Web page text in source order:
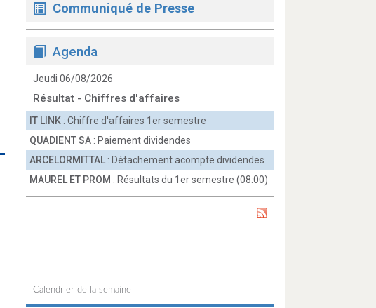
Communiqué de Presse
Agenda
Jeudi 06/08/2026
Résultat - Chiffres d'affaires
IT LINK : Chiffre d'affaires 1er semestre
QUADIENT SA : Paiement dividendes
ARCELORMITTAL : Détachement acompte dividendes
MAUREL ET PROM : Résultats du 1er semestre (08:00)
Calendrier de la semaine